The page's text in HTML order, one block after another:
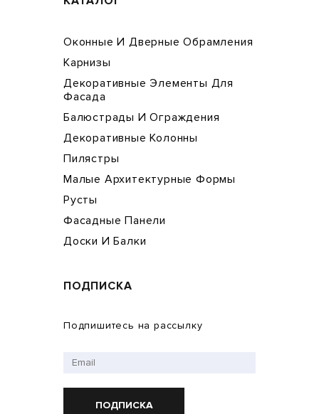
Оконные И Дверные Обрамления
Карнизы
Декоративные Элементы Для
Фасада
Балюстрады И Ограждения
Декоративные Колонны
Пилястры
Малые Архитектурные Формы
Русты
Фасадные Панели
Доски И Балки
ПОДПИСКА
Подпишитесь на рассылку
ПОДПИСКА